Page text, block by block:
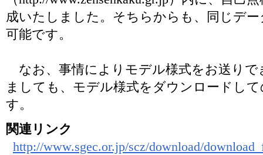
成いたしました。そちらからも、同じデ
可能です。
なお、事情によりモデル様式をお送り
ましても、モデル様式をダウンロードし
す。
関連リンク
http://www.sgec.or.jp/scz/download/